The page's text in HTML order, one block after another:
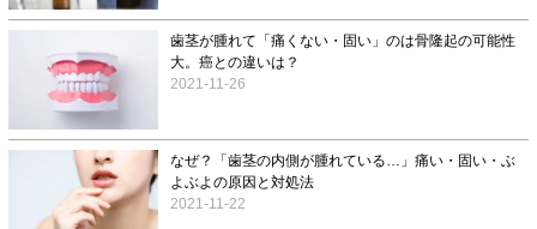
歯茎が腫れて「痛くない・固い」のは骨隆起の可能性
大。癌との違いは？
2021-11-26
なぜ？「歯茎の内側が腫れている…」痛い・固い・ぶ
よぶよの原因と対処法
2021-11-22